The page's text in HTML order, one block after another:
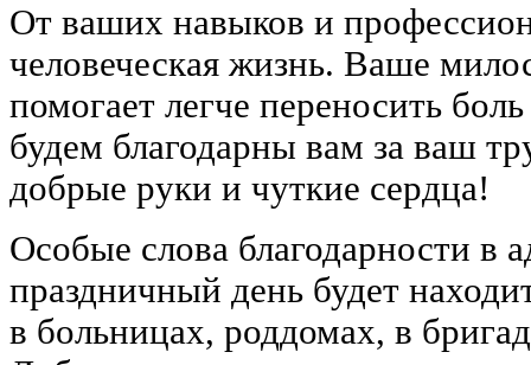
От ваших навыков и
человеческая жизнь. Ваше
помогает легче переносить
будем благодарны вам за ваш
добрые руки и чуткие сердца!
Особые слова благодарности в
праздничный день будет
в больницах, роддомах, в